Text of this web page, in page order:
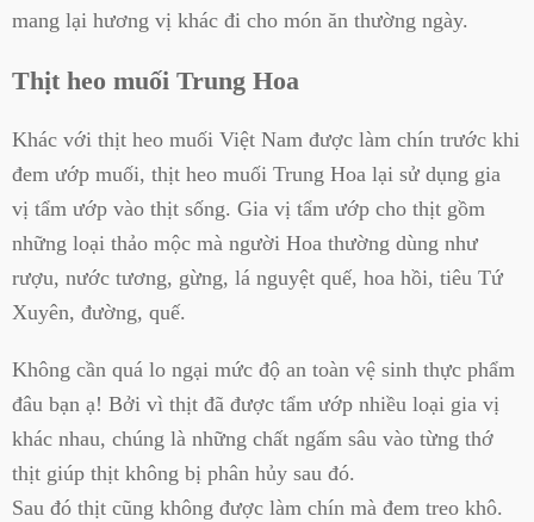
mang lại hương vị khác đi cho món ăn thường ngày.
Thịt heo muối Trung Hoa
Khác với thịt heo muối Việt Nam được làm chín trước khi
đem ướp muối, thịt heo muối Trung Hoa lại sử dụng gia
vị tẩm ướp vào thịt sống. Gia vị tẩm ướp cho thịt gồm
những loại thảo mộc mà người Hoa thường dùng như
rượu, nước tương, gừng, lá nguyệt quế, hoa hồi, tiêu Tứ
Xuyên, đường, quế.
Không cần quá lo ngại mức độ an toàn vệ sinh thực phẩm
đâu bạn ạ! Bởi vì thịt đã được tẩm ướp nhiều loại gia vị
khác nhau, chúng là những chất ngấm sâu vào từng thớ
thịt giúp thịt không bị phân hủy sau đó.
Sau đó thịt cũng không được làm chín mà đem treo khô.